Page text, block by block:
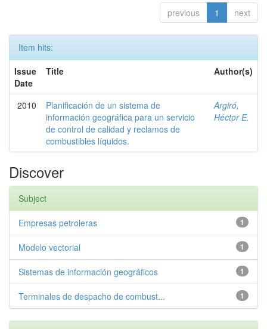
previous 1 next
Item hits:
Issue
Date
Title Author(s)
2010
Planificación de un sistema de
información geográfica para un servicio
de control de calidad y reclamos de
combustibles líquidos.
Argiró,
Héctor E.
Discover
Subject
1
Empresas petroleras
1
Modelo vectorial
1
Sistemas de información geográficos
1
Terminales de despacho de combust...